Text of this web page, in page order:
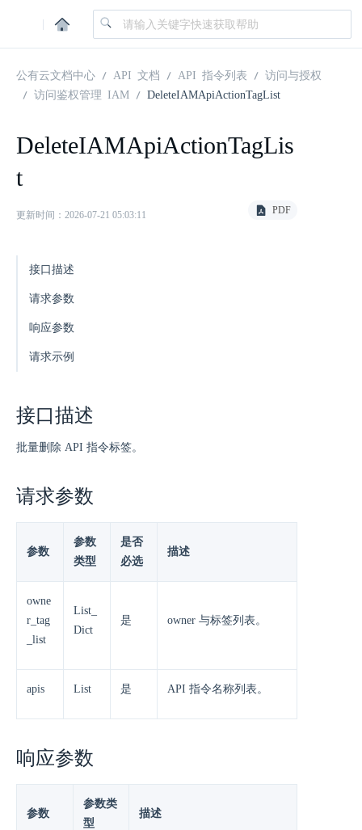
|
公有云文档中心 API 文档 API 指令列表
访问与授权
访问鉴权管理 IAM
DeleteIAMApiActionTagList
DeleteIAMApiActionTagLis
t
更新时间：2026-07-21 05:03:11 PDF
接口描述
请求参数
响应参数
请求示例
接口描述
批量删除 API 指令标签。
请求参数
参数
参数
类型
是否
必选
描述
owne
r_tag
_list
List_
Dict
是 owner 与标签列表。
apis List 是 API 指令名称列表。
响应参数
参数
参数类
型
描述